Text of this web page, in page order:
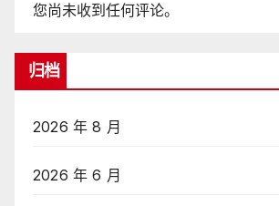
您尚未收到任何评论。
归档
2026 年 8 月
2026 年 6 月